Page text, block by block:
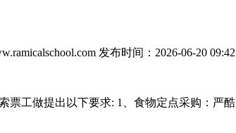
发布时间：2026-06-20 09:42
做提出以下要求: 1、食物定点采购：严